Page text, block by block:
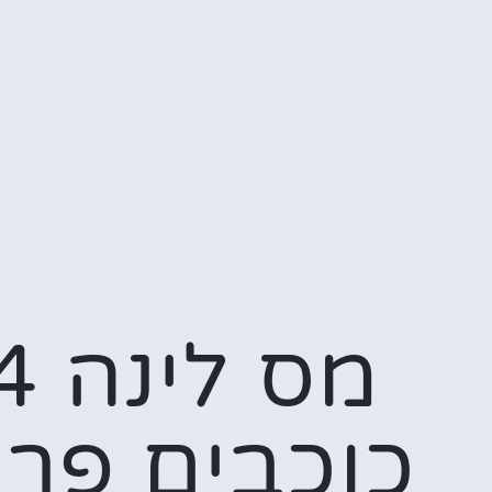
מס
כוכבים